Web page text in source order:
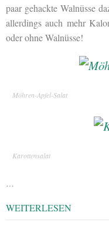
paar gehackte Walnüsse
allerdings auch mehr
oder ohne Walnüsse!
Möhren-Apfel-Salat
Karottensalat
…
WEITERLESEN